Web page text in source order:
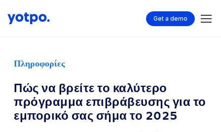
Get a demo
Πληροφορίες
Πώς να βρείτε το καλύτερο
πρόγραμμα επιβράβευσης για το
εμπορικό σας σήμα το 2025